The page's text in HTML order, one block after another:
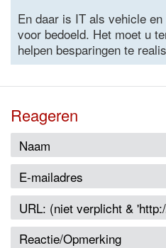
En daar is IT als vehicle
voor bedoeld. Het moet u
helpen besparingen te
Reageren